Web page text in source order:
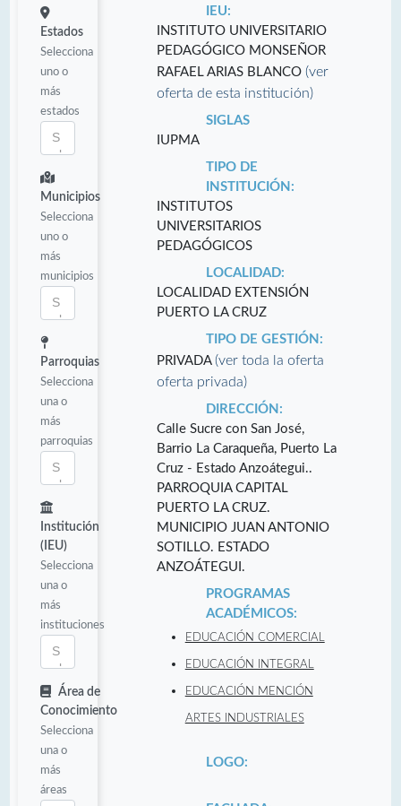
Estados
Selecciona
uno o
más
estados
Municipios
Selecciona
uno o
más
municipios
Parroquias
Selecciona
una o
más
parroquias
Institución
(IEU)
Selecciona
una o
más
instituciones
Área de
Conocimiento
Selecciona
una o
más
áreas
IEU:
INSTITUTO UNIVERSITARIO
PEDAGÓGICO MONSEÑOR
RAFAEL ARIAS BLANCO (ver
oferta de esta institución)
SIGLAS
IUPMA
TIPO DE
INSTITUCIÓN:
INSTITUTOS
UNIVERSITARIOS
PEDAGÓGICOS
LOCALIDAD:
LOCALIDAD EXTENSIÓN
PUERTO LA CRUZ
TIPO DE GESTIÓN:
PRIVADA (ver toda la oferta
oferta privada)
DIRECCIÓN:
Calle Sucre con San José,
Barrio La Caraqueña, Puerto La
Cruz - Estado Anzoátegui..
PARROQUIA CAPITAL
PUERTO LA CRUZ.
MUNICIPIO JUAN ANTONIO
SOTILLO. ESTADO
ANZOÁTEGUI.
PROGRAMAS
ACADÉMICOS:
EDUCACIÓN COMERCIAL
EDUCACIÓN INTEGRAL
EDUCACIÓN MENCIÓN
ARTES INDUSTRIALES
LOGO: